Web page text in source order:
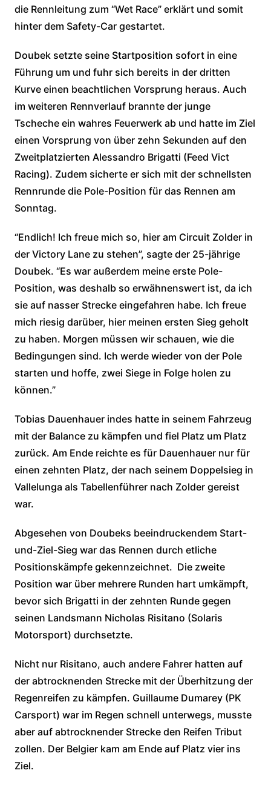
die Rennleitung zum “Wet Race” erklärt und somit
hinter dem Safety-Car gestartet.
Doubek setzte seine Startposition sofort in eine
Führung um und fuhr sich bereits in der dritten
Kurve einen beachtlichen Vorsprung heraus. Auch
im weiteren Rennverlauf brannte der junge
Tscheche ein wahres Feuerwerk ab und hatte im Ziel
einen Vorsprung von über zehn Sekunden auf den
Zweitplatzierten Alessandro Brigatti (Feed Vict
Racing). Zudem sicherte er sich mit der schnellsten
Rennrunde die Pole-Position für das Rennen am
Sonntag.
“Endlich! Ich freue mich so, hier am Circuit Zolder in
der Victory Lane zu stehen”, sagte der 25-jährige
Doubek. “Es war außerdem meine erste Pole-
Position, was deshalb so erwähnenswert ist, da ich
sie auf nasser Strecke eingefahren habe. Ich freue
mich riesig darüber, hier meinen ersten Sieg geholt
zu haben. Morgen müssen wir schauen, wie die
Bedingungen sind. Ich werde wieder von der Pole
starten und hoffe, zwei Siege in Folge holen zu
können.”
Tobias Dauenhauer indes hatte in seinem Fahrzeug
mit der Balance zu kämpfen und fiel Platz um Platz
zurück. Am Ende reichte es für Dauenhauer nur für
einen zehnten Platz, der nach seinem Doppelsieg in
Vallelunga als Tabellenführer nach Zolder gereist
war.
Abgesehen von Doubeks beeindruckendem Start-
und-Ziel-Sieg war das Rennen durch etliche
Positionskämpfe gekennzeichnet. Die zweite
Position war über mehrere Runden hart umkämpft,
bevor sich Brigatti in der zehnten Runde gegen
seinen Landsmann Nicholas Risitano (Solaris
Motorsport) durchsetzte.
Nicht nur Risitano, auch andere Fahrer hatten auf
der abtrocknenden Strecke mit der Überhitzung der
Regenreifen zu kämpfen. Guillaume Dumarey (PK
Carsport) war im Regen schnell unterwegs, musste
aber auf abtrocknender Strecke den Reifen Tribut
zollen. Der Belgier kam am Ende auf Platz vier ins
Ziel.